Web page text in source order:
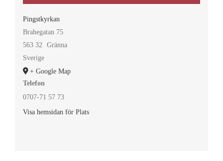
Pingstkyrkan
Brahegatan 75
563 32
Gränna
Sverige
+ Google Map
Telefon
0707-71 57 73
Visa hemsidan för Plats